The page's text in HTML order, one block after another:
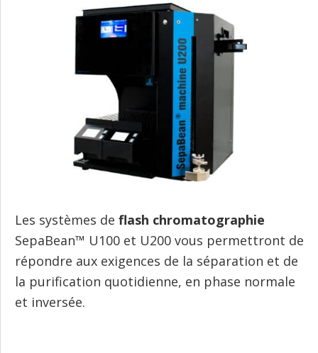
Les systèmes de flash chromatographie
SepaBean™ U100 et U200 vous permettront de
répondre aux exigences de la séparation et de
la purification quotidienne, en phase normale
et inversée.